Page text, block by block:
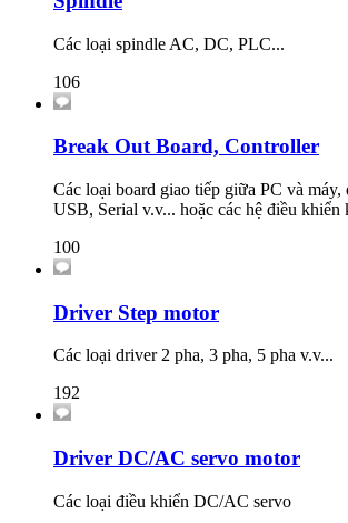
Các loại spindle AC, DC, PLC...
106
Break Out Board, Controller
Các loại board giao tiếp giữa PC và máy,
USB, Serial v.v... hoặc các hệ điều khiển
100
Driver Step motor
Các loại driver 2 pha, 3 pha, 5 pha v.v...
192
Driver DC/AC servo motor
Các loại điều khiển DC/AC servo